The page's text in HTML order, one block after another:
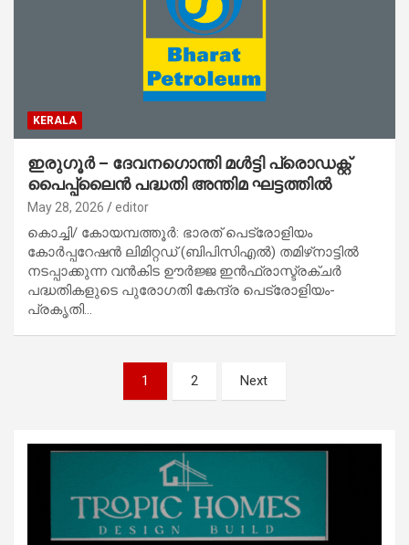
KERALA
ഇരുഗൂർ – ദേവനഗൊന്തി മൾട്ടി പ്രൊഡക്റ്റ്
പൈപ്പ്‌ലൈൻ പദ്ധതി അന്തിമ ഘട്ടത്തിൽ
May 28, 2026 editor
കൊച്ചി/ കോയമ്പത്തൂർ: ഭാരത് പെട്രോളിയം
കോർപ്പറേഷൻ ലിമിറ്റഡ് (ബിപിസിഎൽ) തമിഴ്‌നാട്ടിൽ
നടപ്പാക്കുന്ന വൻകിട ഊർജ്ജ ഇൻഫ്രാസ്ട്രക്ചർ
പദ്ധതികളുടെ പുരോഗതി കേന്ദ്ര പെട്രോളിയം-
പ്രകൃതി…
1 2 Next